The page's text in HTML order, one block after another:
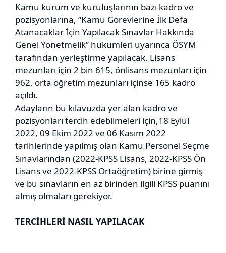
Kamu kurum ve kuruluşlarının bazı kadro ve
pozisyonlarına, “Kamu Görevlerine İlk Defa
Atanacaklar İçin Yapılacak Sınavlar Hakkında
Genel Yönetmelik” hükümleri uyarınca ÖSYM
tarafından yerleştirme yapılacak. Lisans
mezunları için 2 bin 615, önlisans mezunları için
962, orta öğretim mezunları içinse 165 kadro
açıldı.
Adayların bu kılavuzda yer alan kadro ve
pozisyonları tercih edebilmeleri için,18 Eylül
2022, 09 Ekim 2022 ve 06 Kasım 2022
tarihlerinde yapılmış olan Kamu Personel Seçme
Sınavlarından (2022-KPSS Lisans, 2022-KPSS Ön
Lisans ve 2022-KPSS Ortaöğretim) birine girmiş
ve bu sınavların en az birinden ilgili KPSS puanını
almış olmaları gerekiyor.
TERCİHLERİ NASIL YAPILACAK